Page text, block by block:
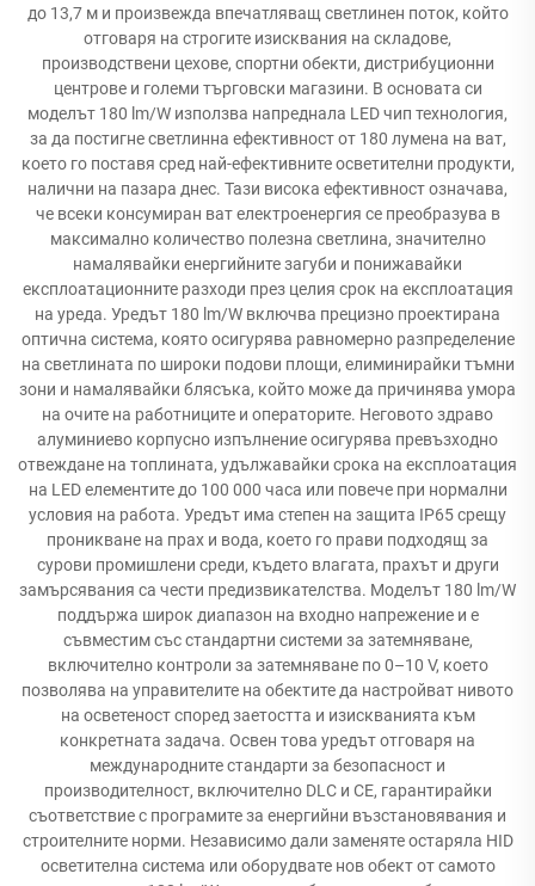
до 13,7 м и произвежда впечатляващ светлинен поток, който
отговаря на строгите изисквания на складове,
производствени цехове, спортни обекти, дистрибуционни
центрове и големи търговски магазини. В основата си
моделът 180 lm/W използва напреднала LED чип технология,
за да постигне светлинна ефективност от 180 лумена на ват,
което го поставя сред най-ефективните осветителни продукти,
налични на пазара днес. Тази висока ефективност означава,
че всеки консумиран ват електроенергия се преобразува в
максимално количество полезна светлина, значително
намалявайки енергийните загуби и понижавайки
експлоатационните разходи през целия срок на експлоатация
на уреда. Уредът 180 lm/W включва прецизно проектирана
оптична система, която осигурява равномерно разпределение
на светлината по широки подови площи, елиминирайки тъмни
зони и намалявайки блясъка, който може да причинява умора
на очите на работниците и операторите. Неговото здраво
алуминиево корпусно изпълнение осигурява превъзходно
отвеждане на топлината, удължавайки срока на експлоатация
на LED елементите до 100 000 часа или повече при нормални
условия на работа. Уредът има степен на защита IP65 срещу
проникване на прах и вода, което го прави подходящ за
сурови промишлени среди, където влагата, прахът и други
замърсявания са чести предизвикателства. Моделът 180 lm/W
поддържа широк диапазон на входно напрежение и е
съвместим със стандартни системи за затемняване,
включително контроли за затемняване по 0–10 V, което
позволява на управителите на обектите да настройват нивото
на осветеност според заетостта и изискванията към
конкретната задача. Освен това уредът отговаря на
международните стандарти за безопасност и
производителност, включително DLC и CE, гарантирайки
съответствие с програмите за енергийни възстановявания и
строителните норми. Независимо дали заменяте остаряла HID
осветителна система или оборудвате нов обект от самото